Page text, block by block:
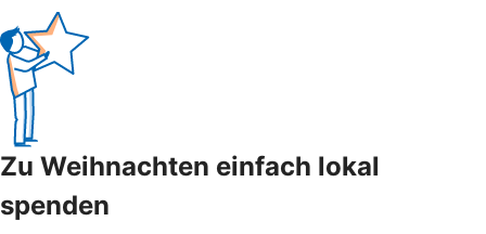
Zu Weihnachten einfach lokal
spenden